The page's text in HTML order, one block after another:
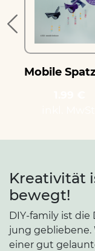
Mobile
Kreativität
bewegt!
DIY-family ist
jung gebliebene.
einer gut